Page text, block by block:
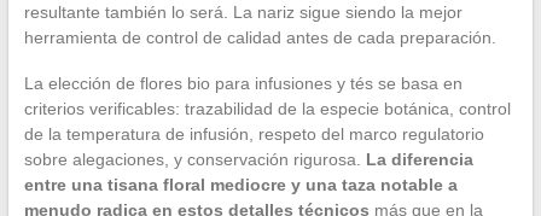
resultante también lo será. La nariz sigue siendo la mejor
herramienta de control de calidad antes de cada preparación.
La elección de flores bio para infusiones y tés se basa en
criterios verificables: trazabilidad de la especie botánica, control
de la temperatura de infusión, respeto del marco regulatorio
sobre alegaciones, y conservación rigurosa. La diferencia
entre una tisana floral mediocre y una taza notable a
menudo radica en estos detalles técnicos más que en la